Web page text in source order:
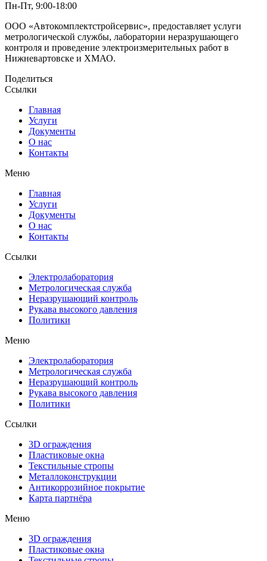
Пн-Пт, 9:00-18:00
ООО «Автокомплектстройсервис», предоставляет услуги
метрологической службы, лаборатории неразрушающего
контроля и проведение электроизмерительных работ в
Нижневартовске и ХМАО.
Поделиться
Ссылки
Главная
Услуги
Документы
О нас
Контакты
Меню
Главная
Услуги
Документы
О нас
Контакты
Ссылки
Электролаборатория
Метрологическая служба
Неразрушающий контроль
Рукава высокого давления
Политики
Меню
Электролаборатория
Метрологическая служба
Неразрушающий контроль
Рукава высокого давления
Политики
Ссылки
3D ограждения
Пластиковые окна
Текстильные стропы
Металлоконструкции
Антикоррозийное покрытие
Карта партнёра
Меню
3D ограждения
Пластиковые окна